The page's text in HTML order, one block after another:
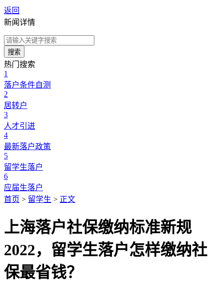
返回
新闻详情
搜索
热门搜索
1
落户条件自测
2
居转户
3
人才引进
4
最新落户政策
5
留学生落户
6
应届生落户
首页 > 留学生 > 正文
上海落户社保缴纳标准新规
2022，留学生落户怎样缴纳社
保最省钱？